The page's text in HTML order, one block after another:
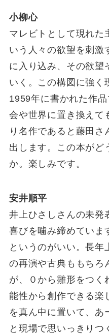
小柳心
マレビトとして現れた
いう人々の欲望を刺激
に入り込み、その欲望
いく。この構図に強く
1959年に書かれた作
会や世界に置き換えて
り名作であると藤田さ
出します。この本がど
か。楽しみです。
安井順平
井上ひさしさんの未発
喜びを噛み締めていま
というのがいい。長年
の再演や古典ももちろ
が、０から雛形をつく
能性から創作できる楽
を真ん中に置いて、あ
と現場で思いっきりつ